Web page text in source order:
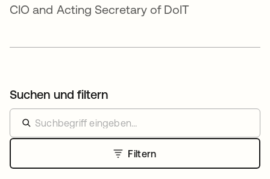
CIO and Acting Secretary of DoIT
Suchen und filtern
Filtern